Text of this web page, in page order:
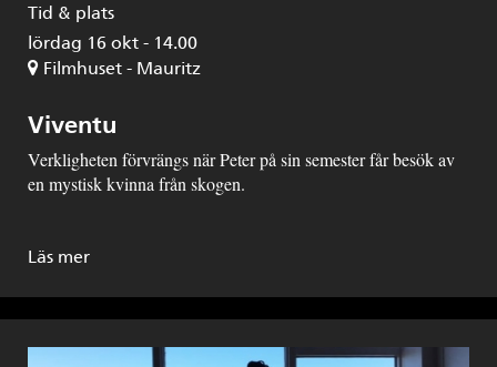
Tid & plats
lördag 16 okt - 14.00
Filmhuset - Mauritz
Viventu
Verkligheten förvrängs när Peter på sin semester får besök av
en mystisk kvinna från skogen.
Läs mer